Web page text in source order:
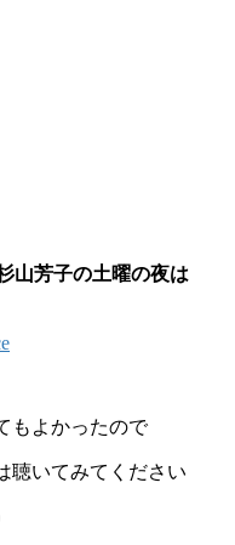
山芳子の土曜の夜は
もよかったので
聴いてみてください